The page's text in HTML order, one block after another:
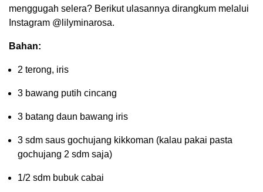
menggugah selera? Berikut ulasannya dirangkum melalui
Instagram @lilyminarosa.
Bahan:
2 terong, iris
3 bawang putih cincang
3 batang daun bawang iris
3 sdm saus gochujang kikkoman (kalau pakai pasta
gochujang 2 sdm saja)
1/2 sdm bubuk cabai